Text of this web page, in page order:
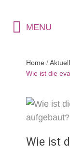
MENU
Home /
Wie ist die
Wie ist